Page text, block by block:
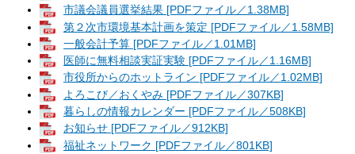
市議会議員選挙結果 [PDFファイル／1.38MB]
第２次市環境基本計画を策定 [PDFファイル／1.58MB]
一般会計予算 [PDFファイル／1.01MB]
医師に無料相談実証実験 [PDFファイル／1.16MB]
市役所からのホットライン [PDFファイル／1.02MB]
よろこび／おくやみ [PDFファイル／307KB]
暮らしの情報カレンダー [PDFファイル／508KB]
お知らせ [PDFファイル／912KB]
福祉ネットワーク [PDFファイル／801KB]